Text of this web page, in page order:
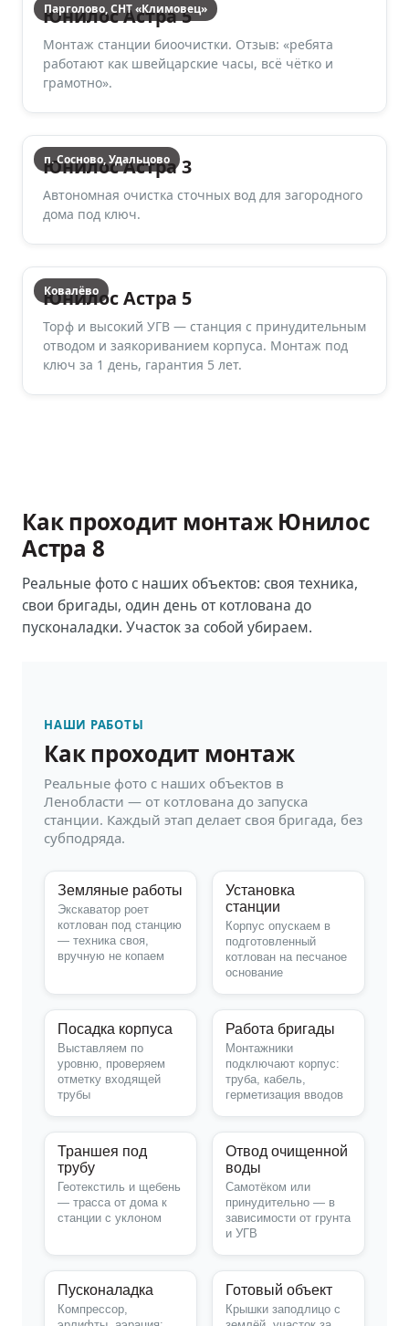
Парголово, СНТ «Климовец»
Юнилос Астра 5
Монтаж станции биоочистки. Отзыв: «ребята
работают как швейцарские часы, всё чётко и
грамотно».
п. Сосново, Удальцово
Юнилос Астра 3
Автономная очистка сточных вод для загородного
дома под ключ.
Ковалёво
Юнилос Астра 5
Торф и высокий УГВ — станция с принудительным
отводом и заякориванием корпуса. Монтаж под
ключ за 1 день, гарантия 5 лет.
Как проходит монтаж Юнилос
Астра 8
Реальные фото с наших объектов: своя техника,
свои бригады, один день от котлована до
пусконаладки. Участок за собой убираем.
НАШИ РАБОТЫ
Как проходит монтаж
Реальные фото с наших объектов в
Ленобласти — от котлована до запуска
станции. Каждый этап делает своя бригада, без
субподряда.
Земляные работы
Экскаватор роет
котлован под станцию
— техника своя,
вручную не копаем
Установка
станции
Корпус опускаем в
подготовленный
котлован на песчаное
основание
Посадка корпуса
Выставляем по
уровню, проверяем
отметку входящей
трубы
Работа бригады
Монтажники
подключают корпус:
труба, кабель,
герметизация вводов
Траншея под
трубу
Геотекстиль и щебень
— трасса от дома к
станции с уклоном
Отвод очищенной
воды
Самотёком или
принудительно — в
зависимости от грунта
и УГВ
Пусконаладка
Компрессор,
Готовый объект
Крышки заподлицо с